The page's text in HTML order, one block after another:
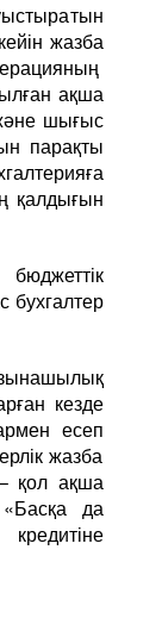
жазба
ақша
шығыс
парақты
қалдығын
бухгалтер
кезде
есеп
жазба
қол ақша
да